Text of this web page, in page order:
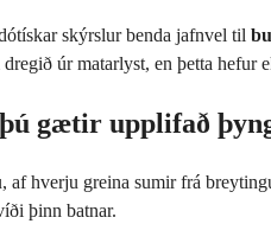
skýrslur benda jafnvel til
úr matarlyst, en þetta hefur
gætir upplifað
hverju greina sumir frá
þinn batnar.